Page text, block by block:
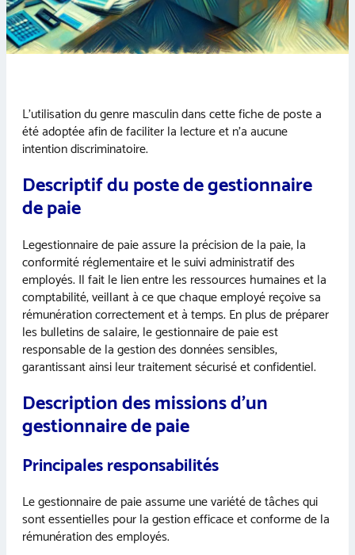
L’utilisation du genre masculin dans cette fiche de poste a
été adoptée afin de faciliter la lecture et n’a aucune
intention discriminatoire.
Descriptif du poste de gestionnaire
de paie
Legestionnaire de paie assure la précision de la paie, la
conformité réglementaire et le suivi administratif des
employés. Il fait le lien entre les ressources humaines et la
comptabilité, veillant à ce que chaque employé reçoive sa
rémunération correctement et à temps. En plus de préparer
les bulletins de salaire, le gestionnaire de paie est
responsable de la gestion des données sensibles,
garantissant ainsi leur traitement sécurisé et confidentiel.
Description des missions d’un
gestionnaire de paie
Principales responsabilités
Le gestionnaire de paie assume une variété de tâches qui
sont essentielles pour la gestion efficace et conforme de la
rémunération des employés.